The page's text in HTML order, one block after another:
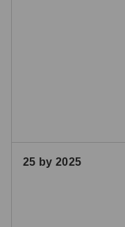
25 by 2025